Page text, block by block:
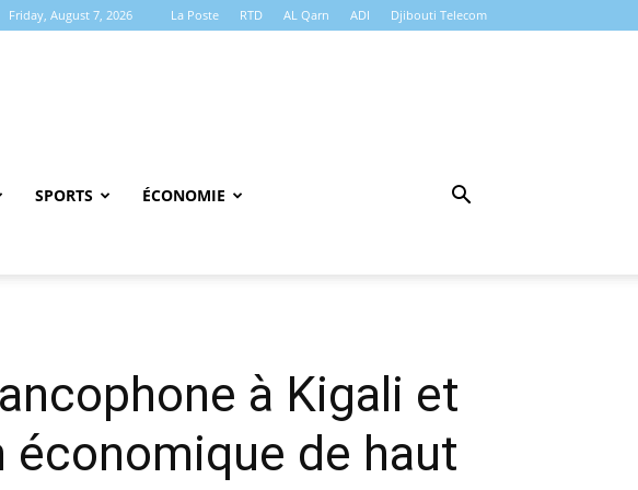
Friday, August 7, 2026 La Poste RTD AL Qarn ADI Djibouti Telecom
SPORTS ÉCONOMIE
à Kigali et
de haut